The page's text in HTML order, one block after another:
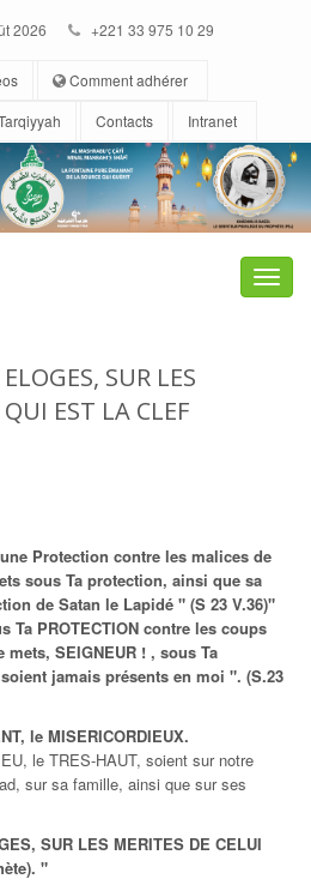
2026 +221 33 975 10 29
Comment adhérer
Contacts Intranet
Toggle
SUR LES
EST LA CLEF
Protection contre les malices de
sous Ta protection, ainsi que sa
de Satan le Lapidé " (S 23 V.36)"
Ta PROTECTION contre les coups
SEIGNEUR ! , sous Ta
jamais présents en moi ". (S.23
le MISERICORDIEUX.
le TRES-HAUT, soient sur notre
sur sa famille, ainsi que sur ses
SUR LES MERITES DE CELUI
"